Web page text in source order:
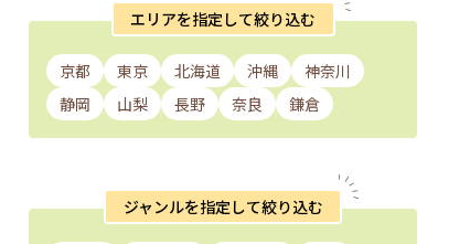
エリアを指定して絞り込む
京都 東京 北海道 沖縄
神奈川
静岡
山梨 長野 奈良 鎌倉
ジャンルを指定して絞り込む